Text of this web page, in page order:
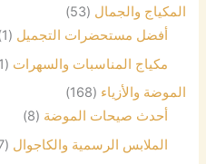
المكياج والجمال (53)
أفضل مستحضرات التجميل (1)
مكياج المناسبات والسهرات (1)
الموضة والأزياء (168)
أحدث صيحات الموضة (8)
الملابس الرسمية والكاجوال (7)